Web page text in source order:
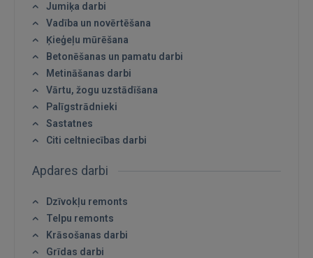
Jumiķa darbi
Vadība un novērtēšana
Ķieģeļu mūrēšana
Betonēšanas un pamatu darbi
Metināšanas darbi
Vārtu, žogu uzstādīšana
Palīgstrādnieki
Sastatnes
Citi celtniecības darbi
Apdares darbi
Dzīvokļu remonts
Telpu remonts
Krāsošanas darbi
Grīdas darbi